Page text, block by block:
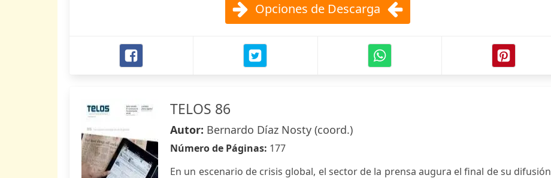
Opciones de Descarga
TELOS 86
Autor: Bernardo Díaz Nosty (coord.)
Número de Páginas: 177
En un escenario de crisis global, el sector de la prensa augura el final de su difusión